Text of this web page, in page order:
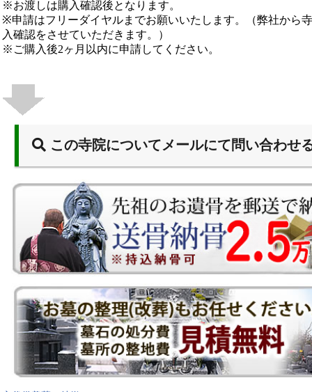
※お渡しは購入確認後となります。
※申請はフリーダイヤルまでお願いいたします。（弊社から
入確認をさせていただきます。）
※ご購入後2ヶ月以内に申請してください。
この寺院についてメールにて問い合わせ